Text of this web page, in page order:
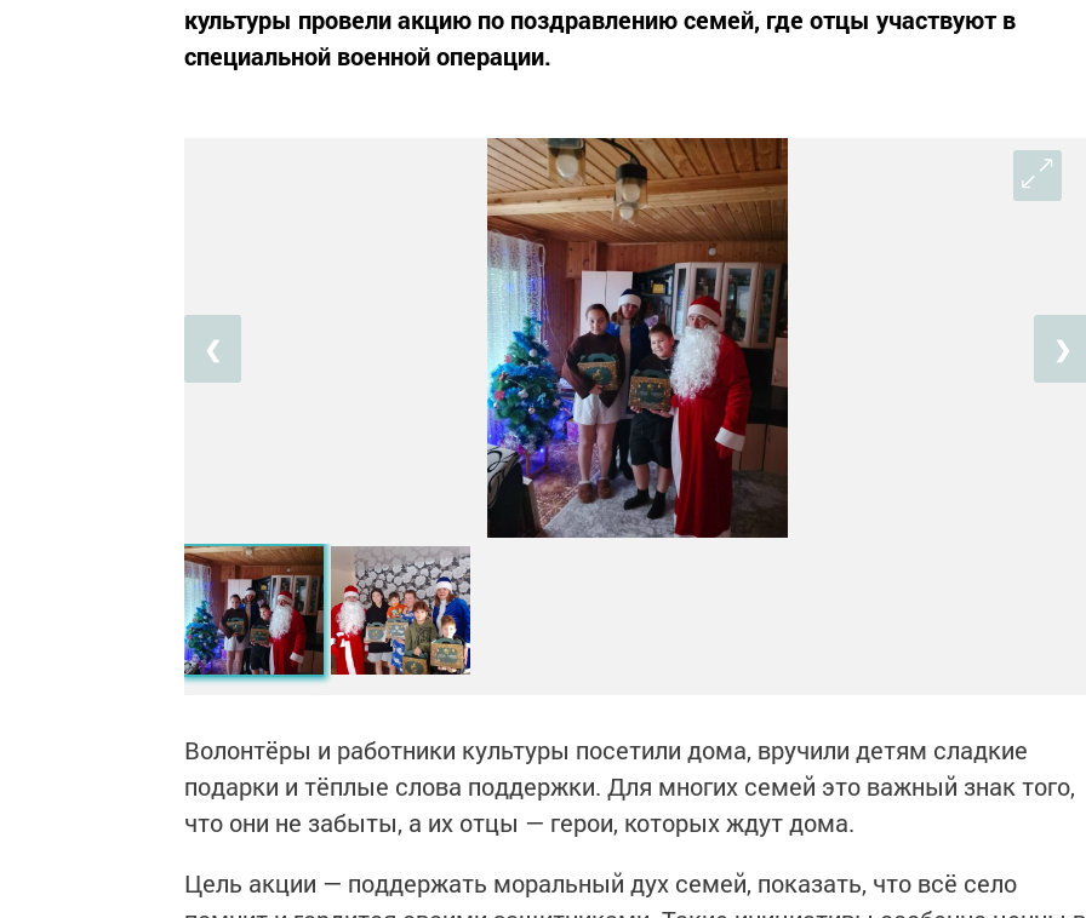
культуры провели акцию по поздравлению семей, где отцы участвуют в
специальной военной операции.
❮ ❯
Волонтёры и работники культуры посетили дома, вручили детям сладкие
подарки и тёплые слова поддержки. Для многих семей это важный знак того,
что они не забыты, а их отцы — герои, которых ждут дома.
Цель акции — поддержать моральный дух семей, показать, что всё село